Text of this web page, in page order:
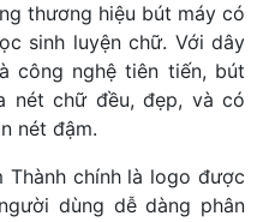
thương hiệu bút máy có
sinh luyện chữ. Với dây
công nghệ tiên tiến, bút
nét chữ đều, đẹp, và có
nét đậm.
chính là logo được
dùng dễ dàng phân